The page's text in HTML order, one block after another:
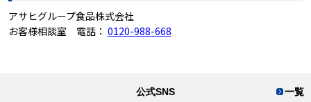
アサヒグループ食品株式会社
お客様相談室 電話： 0120-988-668
一覧
公式SNS